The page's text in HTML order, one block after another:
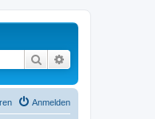
Suche
Anmelden